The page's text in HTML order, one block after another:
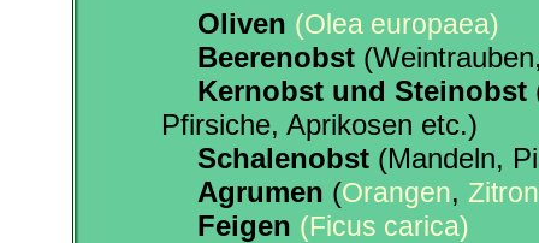
Oliven (Olea europaea)
Beerenobst
Kernobst und Steinobst
Pfirsiche, Aprikosen etc.)
Schalenobst (Mandeln,
Agrumen (Orangen,
Feigen (Ficus carica)